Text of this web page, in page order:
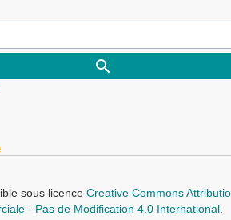
sous licence Creative Commons
- Pas de Modification 4.0 International.